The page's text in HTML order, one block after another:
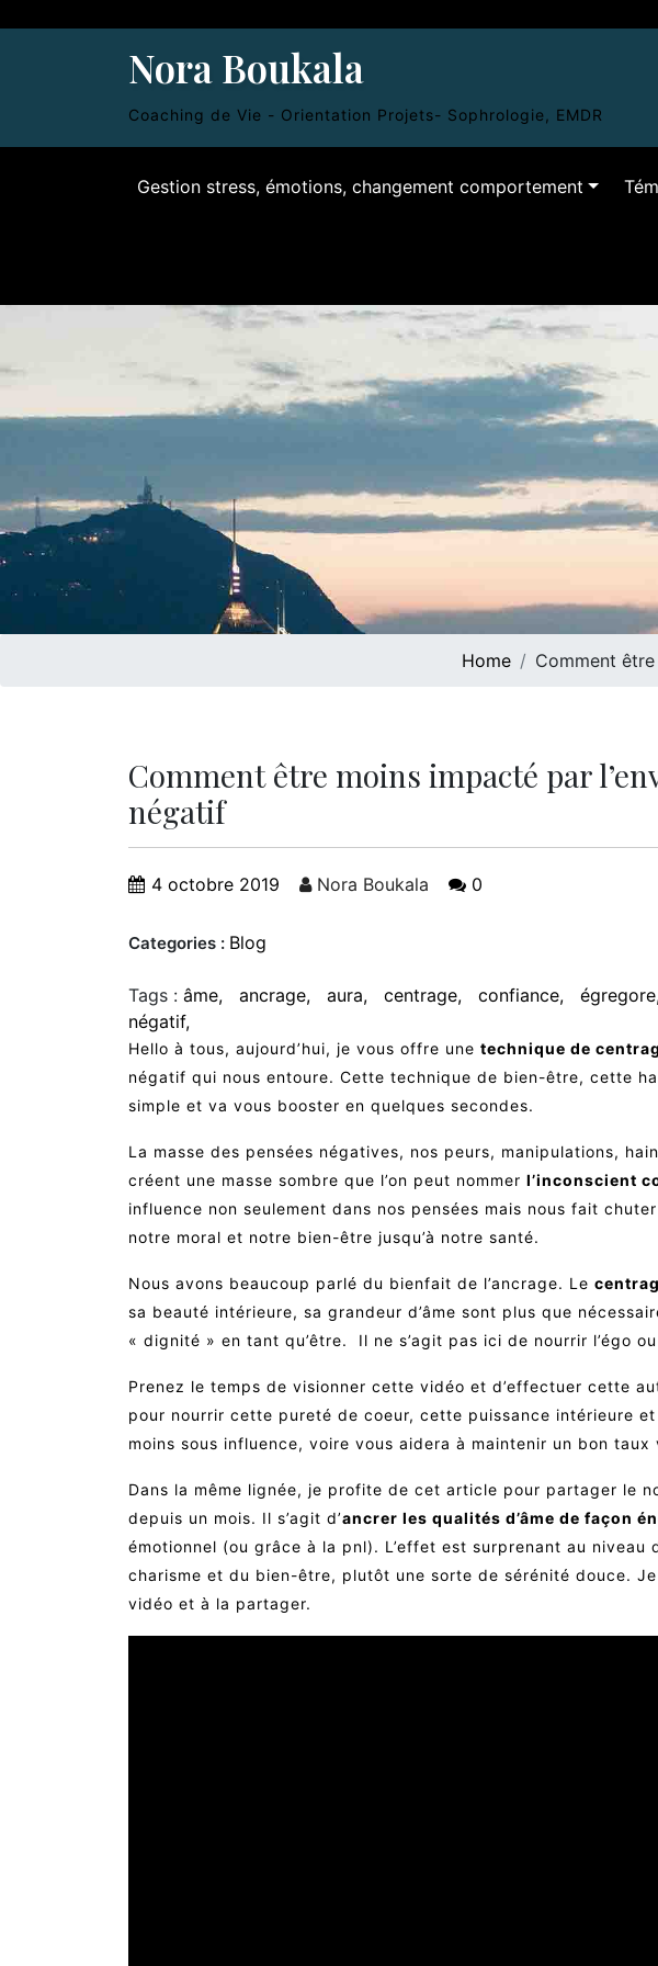
Nora Boukala
Coaching de Vie - Orientation Projets- Sophrologie, EMDR
Gestion stress, émotions, changement comportement
Home Comment
Comment être moins impacté par
négatif
4 octobre 2019 Nora Boukala 0
Categories : Blog
Tags : âme ancrage aura centrage confiance égregore
négatif
Hello à tous, aujourd’hui, je vous offre une technique de
négatif qui nous entoure. Cette technique de bien-être, cette
simple et va vous booster en quelques secondes.
La masse des pensées négatives, nos peurs, manipulations,
créent une masse sombre que l’on peut nommer l’inconscient
influence non seulement dans nos pensées mais nous fait
notre moral et notre bien-être jusqu’à notre santé.
Nous avons beaucoup parlé du bienfait de l’ancrage. Le
sa beauté intérieure, sa grandeur d’âme sont plus que
« dignité » en tant qu’être. Il ne s’agit pas ici de nourrir l’égo
Prenez le temps de visionner cette vidéo et d’effectuer cette
pour nourrir cette pureté de coeur, cette puissance intérieure
moins sous influence, voire vous aidera à maintenir un bon taux
Dans la même lignée, je profite de cet article pour partager le
depuis un mois. Il s’agit d’ancrer les qualités d’âme de façon
émotionnel (ou grâce à la pnl). L’effet est surprenant au niveau
charisme et du bien-être, plutôt une sorte de sérénité douce.
vidéo et à la partager.